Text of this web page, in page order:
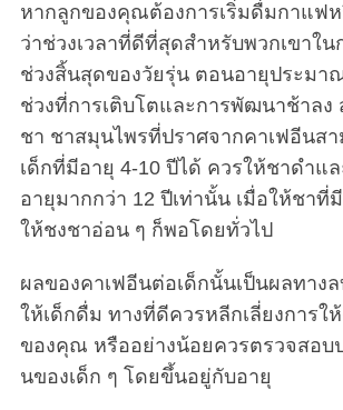
หากลูกของคุณต้องการเริ่มดื่มกาแฟ
ว่าช่วงเวลาที่ดีที่สุดสำหรับพวกเขาใน
ช่วงสิ้นสุดของวัยรุ่น ตอนอายุประมา
ช่วงที่การเติบโตและการพัฒนาช้าลง
ชา ชาสมุนไพรที่ปราศจากคาเฟอีนส
เด็กที่มีอายุ 4-10 ปีได้ ควรให้ชาดำแ
อายุมากกว่า 12 ปีเท่านั้น เมื่อให้ชาที่
ให้ชงชาอ่อน ๆ ก็พอโดยทั่วไป
ผลของคาเฟอีนต่อเด็กนั้นเป็นผลทาง
ให้เด็กดื่ม ทางที่ดีควรหลีกเลี่ยงการใ
ของคุณ หรืออย่างน้อยควรตรวจสอบ
นของเด็ก ๆ โดยขึ้นอยู่กับอายุ